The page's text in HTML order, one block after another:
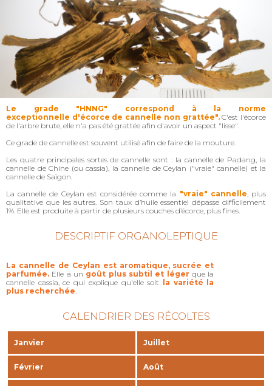
Le grade "HNNG" correspond à la norme
exceptionnelle d'écorce de cannelle non grattée".C'est l'écorce
de l'arbre brute, elle n'a pas été grattée afin d'avoir un aspect "lisse".
Ce grade de cannelle est souvent utilisé afin de faire de la mouture.
Les quatre principales sortes de cannelle sont : la cannelle de Padang, la
cannelle de Chine (ou cassia), la cannelle de Ceylan ("vraie" cannelle) et la
cannelle de Saïgon.
La cannelle de Ceylan est considérée comme la "vraie" cannelle, plus
qualitative que les autres. Son taux d’huile essentiel dépasse difficilement
1%. Elle est produite à partir de plusieurs couches d’écorce, plus fines.
DESCRIPTIF ORGANOLEPTIQUE
La cannelle de Ceylan est aromatique, sucrée et
parfumée. Elle a un goût plus subtil et léger que la
cannelle cassia, ce qui explique qu'elle soit
la variété la
plus recherchée.
CALENDRIER DES RÉCOLTES
Janvier Juillet
Février Août